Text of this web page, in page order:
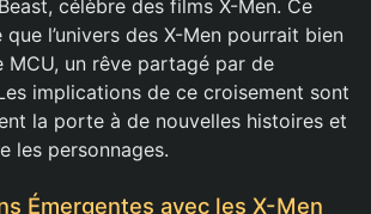
célèbre des films X-Men. Ce
l’univers des X-Men pourrait bien
MCU, un rêve partagé par de
implications de ce croisement sont
la porte à de nouvelles histoires et
les personnages.
Émergentes avec les X-Men